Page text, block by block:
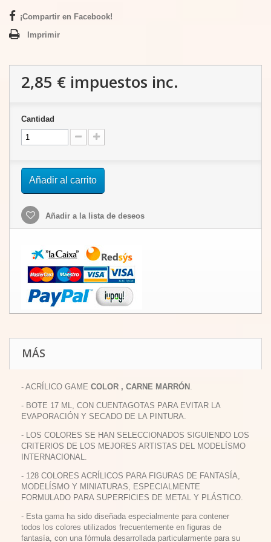
¡Compartir en Facebook!
Imprimir
2,85 € impuestos inc.
Cantidad
Añadir al carrito
Añadir a la lista de deseos
MÁS
- ACRÍLICO GAME COLOR , CARNE MARRÓN .
- BOTE 17 ML, CON CUENTAGOTAS PARA EVITAR LA
EVAPORACIÓN Y SECADO DE LA PINTURA.
- LOS COLORES SE HAN SELECCIONADOS SIGUIENDO LOS
CRITERIOS DE LOS MEJORES ARTISTAS DEL MODELÍSMO
INTERNACIONAL.
- 128 COLORES ACRÍLICOS PARA FIGURAS DE FANTASÍA,
MODELÍSMO Y MINIATURAS, ESPECIALMENTE
FORMULADO PARA SUPERFICIES DE METAL Y PLÁSTICO.
- Esta gama ha sido diseñada especialmente para contener
todos los colores utilizados frecuentemente en figuras de
fantasía, con una fórmula desarrollada particularmente para su